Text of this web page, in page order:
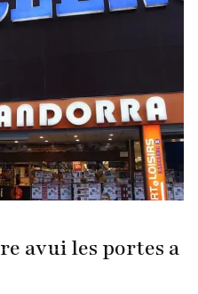
avui les portes a